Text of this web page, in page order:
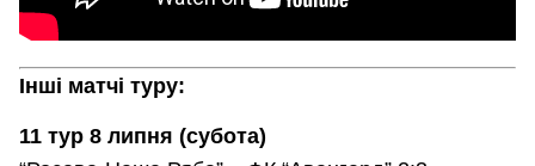
Інші матчі туру:
11 тур 8 липня (субота)